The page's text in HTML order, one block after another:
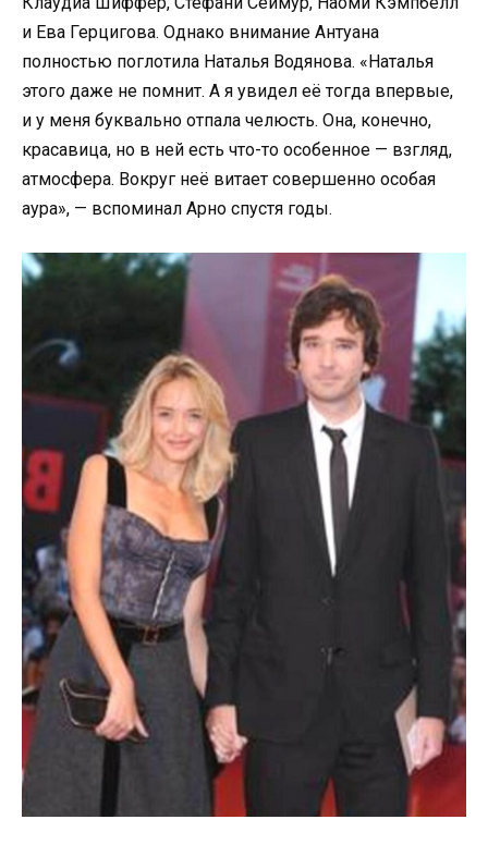
и Ева Герцигова. Однако внимание Антуана
полностью поглотила Наталья Водянова. «Наталья
этого даже не помнит. А я увидел её тогда впервые,
и у меня буквально отпала челюсть. Она, конечно,
красавица, но в ней есть что-то особенное — взгляд,
атмосфера. Вокруг неё витает совершенно особая
аура», — вспоминал Арно спустя годы.